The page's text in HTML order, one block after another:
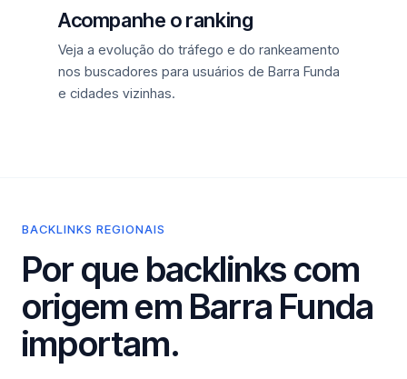
Acompanhe o ranking
Veja a evolução do tráfego e do rankeamento
nos buscadores para usuários de Barra Funda
e cidades vizinhas.
BACKLINKS REGIONAIS
Por que backlinks com
origem em Barra Funda
importam.